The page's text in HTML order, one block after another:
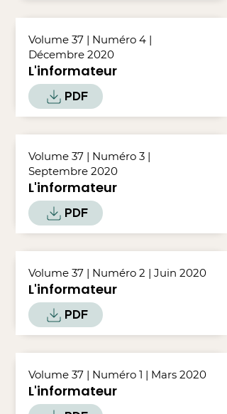
Volume 37 | Numéro 4 |
Décembre 2020
L'informateur
PDF
Volume 37 | Numéro 3 |
Septembre 2020
L'informateur
PDF
Volume 37 | Numéro 2 | Juin 2020
L'informateur
PDF
Volume 37 | Numéro 1 | Mars 2020
L'informateur